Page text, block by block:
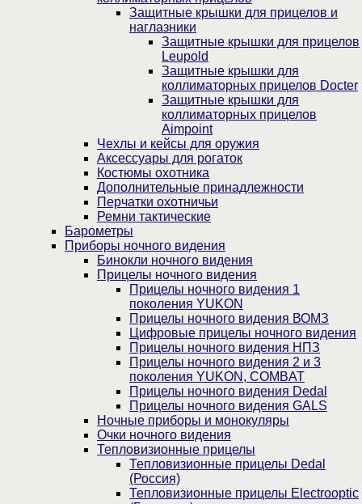
Защитные крышки для прицелов и
наглазники
Защитные крышки для прицелов
Leupold
Защитные крышки для
коллиматорных прицелов Docter
Защитные крышки для
коллиматорных прицелов
Aimpoint
Чехлы и кейсы для оружия
Аксессуары для рогаток
Костюмы охотника
Дополнительные принадлежности
Перчатки охотничьи
Ремни тактические
Барометры
Приборы ночного видения
Бинокли ночного видения
Прицелы ночного видения
Прицелы ночного видения 1
поколения YUKON
Прицелы ночного видения ВОМЗ
Цифровые прицелы ночного видения
Прицелы ночного видения НПЗ
Прицелы ночного видения 2 и 3
поколения YUKON, COMBAT
Прицелы ночного видения Dedal
Прицелы ночного видения GALS
Ночные приборы и монокуляры
Очки ночного видения
Тепловизионные прицелы
Тепловизионные прицелы Dedal
(Россия)
Тепловизионные прицелы Electrooptic